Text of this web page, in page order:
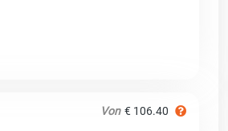
Von € 106.40